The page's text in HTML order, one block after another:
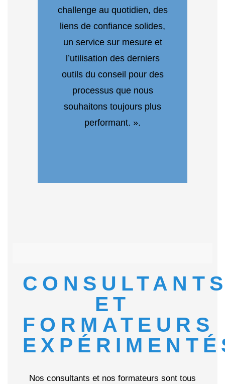
challenge au quotidien, des
liens de confiance solides,
un service sur mesure et
l’utilisation des derniers
outils du conseil pour des
processus que nous
souhaitons toujours plus
performant. ».
ET
FORMATEURS
Nos consultants et nos formateurs sont tous